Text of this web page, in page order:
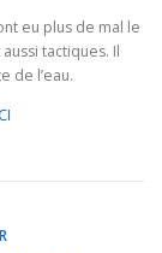
eu plus de mal le
tactiques. Il
de l’eau.